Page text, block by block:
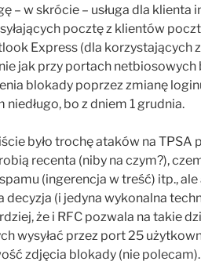
– w skrócie – usługa dla
pocztę z klientów
Express (dla korzystających
jak przy portach netbiosowych
blokady poprzez zmianę
niedługo, bo z dniem 1 grudnia.
było trochę ataków na TPSA
recenta (niby na czym?),
(ingerencja w treść) itp.,
decyzja (i jedyna wykonalna
że i RFC pozwala na takie
wysyłać przez port 25
zdjęcia blokady (nie